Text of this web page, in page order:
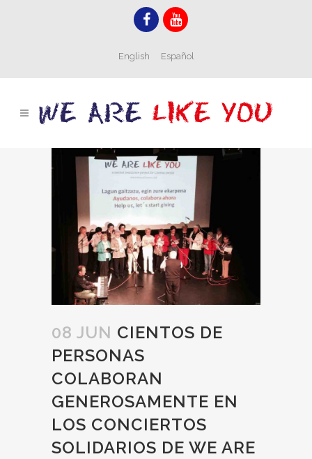
English Español
08 JUN CIENTOS DE
PERSONAS
COLABORAN
GENEROSAMENTE EN
LOS CONCIERTOS
SOLIDARIOS DE WE ARE